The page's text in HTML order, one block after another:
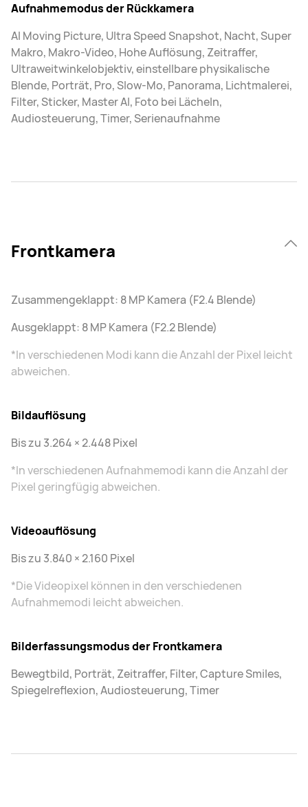
Aufnahmemodus der Rückkamera
AI Moving Picture, Ultra Speed Snapshot, Nacht, Super
Makro, Makro-Video, Hohe Auflösung, Zeitraffer,
Ultraweitwinkelobjektiv, einstellbare physikalische
Blende, Porträt, Pro, Slow-Mo, Panorama, Lichtmalerei,
Filter, Sticker, Master AI, Foto bei Lächeln,
Audiosteuerung, Timer, Serienaufnahme
Frontkamera
Zusammengeklappt: 8 MP Kamera (F2.4 Blende)
Ausgeklappt: 8 MP Kamera (F2.2 Blende)
*In verschiedenen Modi kann die Anzahl der Pixel leicht
abweichen.
Bildauflösung
Bis zu 3.264 × 2.448 Pixel
*In verschiedenen Aufnahmemodi kann die Anzahl der
Pixel geringfügig abweichen.
Videoauflösung
Bis zu 3.840 × 2.160 Pixel
*Die Videopixel können in den verschiedenen
Aufnahmemodi leicht abweichen.
Bilderfassungsmodus der Frontkamera
Bewegtbild, Porträt, Zeitraffer, Filter, Capture Smiles,
Spiegelreflexion, Audiosteuerung, Timer